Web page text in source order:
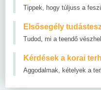
Tippek, hogy túljuss a
Elsősegély
Tudod, mi a teendő
Kérdések a korai
Aggodalmak, kételyek a